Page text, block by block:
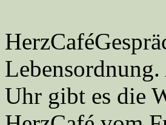
Uhr gibt es die